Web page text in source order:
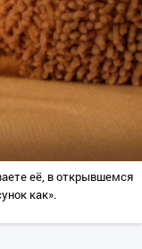
её, в открывшемся
как».